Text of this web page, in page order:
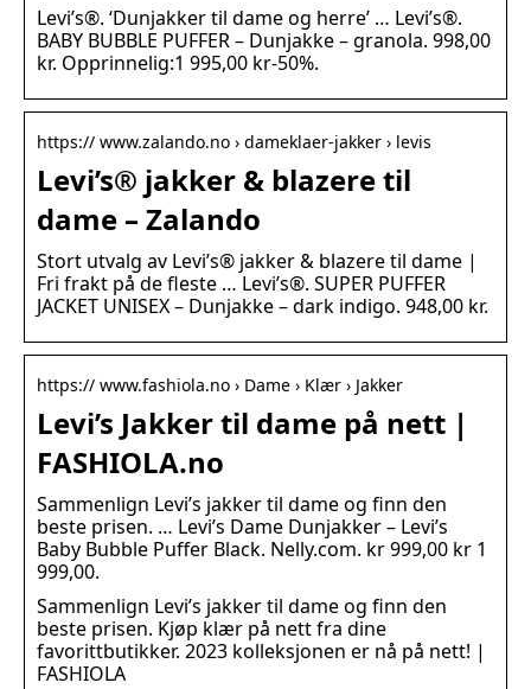
Levi’s®. ‘Dunjakker til dame og herre’ … Levi’s®.
BABY BUBBLE PUFFER – Dunjakke – granola. 998,00
kr. Opprinnelig:1 995,00 kr-50%.
https:// www.zalando.no › dameklaer-jakker › levis
Levi’s® jakker & blazere til
dame – Zalando
Stort utvalg av Levi’s® jakker & blazere til dame |
Fri frakt på de fleste … Levi’s®. SUPER PUFFER
JACKET UNISEX – Dunjakke – dark indigo. 948,00 kr.
https:// www.fashiola.no › Dame › Klær › Jakker
Levi’s Jakker til dame på nett |
FASHIOLA.no
Sammenlign Levi’s jakker til dame og finn den
beste prisen. … Levi’s Dame Dunjakker – Levi’s
Baby Bubble Puffer Black. Nelly.com. kr 999,00 kr 1
999,00.
Sammenlign Levi’s jakker til dame og finn den
beste prisen. Kjøp klær på nett fra dine
favorittbutikker. 2023 kolleksjonen er nå på nett! |
FASHIOLA